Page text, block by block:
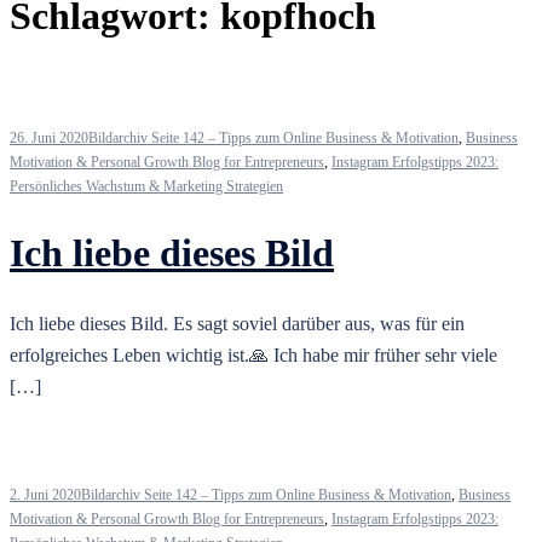
Schlagwort: kopfhoch
26. Juni 2020Bildarchiv Seite 142 – Tipps zum Online Business & Motivation, Business
Motivation & Personal Growth Blog for Entrepreneurs, Instagram Erfolgstipps 2023:
Persönliches Wachstum & Marketing Strategien
Ich liebe dieses Bild
Ich liebe dieses Bild. Es sagt soviel darüber aus, was für ein
erfolgreiches Leben wichtig ist.🙏 Ich habe mir früher sehr viele
[…]
2. Juni 2020Bildarchiv Seite 142 – Tipps zum Online Business & Motivation, Business
Motivation & Personal Growth Blog for Entrepreneurs, Instagram Erfolgstipps 2023: